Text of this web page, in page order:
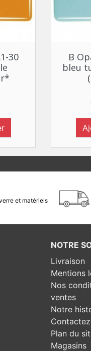
30
B
bleu
et matériels
NOTRE
Livraison
Mentions
Nos
ventes
Notre
Plan du
Magasins